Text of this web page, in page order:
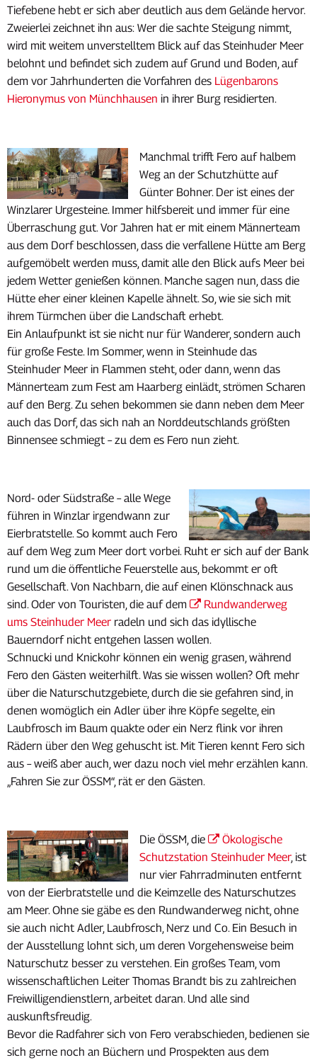
Tiefebene hebt er sich aber deutlich aus dem Gelände hervor.
Zweierlei zeichnet ihn aus: Wer die sachte Steigung nimmt,
wird mit weitem unverstelltem Blick auf das Steinhuder Meer
belohnt und befindet sich zudem auf Grund und Boden, auf
dem vor Jahrhunderten die Vorfahren des Lügenbarons
Hieronymus von Münchhausen in ihrer Burg residierten.
Manchmal trifft Fero auf halbem
Weg an der Schutzhütte auf
Günter Bohner. Der ist eines der
Winzlarer Urgesteine. Immer hilfsbereit und immer für eine
Überraschung gut. Vor Jahren hat er mit einem Männerteam
aus dem Dorf beschlossen, dass die verfallene Hütte am Berg
aufgemöbelt werden muss, damit alle den Blick aufs Meer bei
jedem Wetter genießen können. Manche sagen nun, dass die
Hütte eher einer kleinen Kapelle ähnelt. So, wie sie sich mit
ihrem Türmchen über die Landschaft erhebt.
Ein Anlaufpunkt ist sie nicht nur für Wanderer, sondern auch
für große Feste. Im Sommer, wenn in Steinhude das
Steinhuder Meer in Flammen steht, oder dann, wenn das
Männerteam zum Fest am Haarberg einlädt, strömen Scharen
auf den Berg. Zu sehen bekommen sie dann neben dem Meer
auch das Dorf, das sich nah an Norddeutschlands größten
Binnensee schmiegt – zu dem es Fero nun zieht.
Nord- oder Südstraße – alle Wege
führen in Winzlar irgendwann zur
Eierbratstelle. So kommt auch Fero
auf dem Weg zum Meer dort vorbei. Ruht er sich auf der Bank
rund um die öffentliche Feuerstelle aus, bekommt er oft
Gesellschaft. Von Nachbarn, die auf einen Klönschnack aus
sind. Oder von Touristen, die auf dem
Rundwanderweg
ums Steinhuder Meer radeln und sich das idyllische
Bauerndorf nicht entgehen lassen wollen.
Schnucki und Knickohr können ein wenig grasen, während
Fero den Gästen weiterhilft. Was sie wissen wollen? Oft mehr
über die Naturschutzgebiete, durch die sie gefahren sind, in
denen womöglich ein Adler über ihre Köpfe segelte, ein
Laubfrosch im Baum quakte oder ein Nerz flink vor ihren
Rädern über den Weg gehuscht ist. Mit Tieren kennt Fero sich
aus – weiß aber auch, wer dazu noch viel mehr erzählen kann.
„Fahren Sie zur ÖSSM“, rät er den Gästen.
Die ÖSSM, die
Ökologische
Schutzstation Steinhuder Meer, ist
nur vier Fahrradminuten entfernt
von der Eierbratstelle und die Keimzelle des Naturschutzes
am Meer. Ohne sie gäbe es den Rundwanderweg nicht, ohne
sie auch nicht Adler, Laubfrosch, Nerz und Co. Ein Besuch in
der Ausstellung lohnt sich, um deren Vorgehensweise beim
Naturschutz besser zu verstehen. Ein großes Team, vom
wissenschaftlichen Leiter Thomas Brandt bis zu zahlreichen
Freiwilligendienstlern, arbeitet daran. Und alle sind
auskunftsfreudig.
Bevor die Radfahrer sich von Fero verabschieden, bedienen sie
sich gerne noch an Büchern und Prospekten aus dem